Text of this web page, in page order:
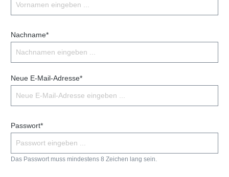
Nachname*
Neue E-Mail-Adresse*
Passwort*
Das Passwort muss mindestens 8 Zeichen lang sein.